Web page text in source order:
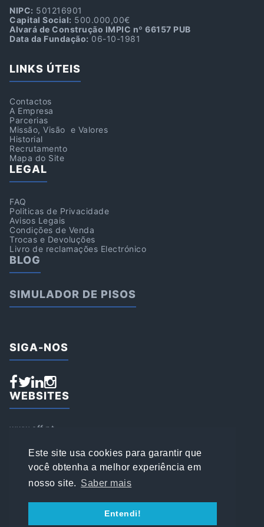
Este site usa cookies para garantir que
você obtenha a melhor experiência em
nosso site. Saber mais
Entendi!
NIPC: 501216901
Capital Social: 500.000,00€
Alvará de Construção IMPIC nº 66157 PUB
Data da Fundação: 06-10-1981
LINKS ÚTEIS
Contactos
A Empresa
Parcerias
Missão, Visão e Valores
Historial
Recrutamento
Mapa do Site
LEGAL
FAQ
Politicas de Privacidade
Avisos Legais
Condições de Venda
Trocas e Devoluções
Livro de reclamações Electrónico
BLOG
SIMULADOR DE PISOS
SIGA-NOS
WEBSITES
www.aff.pt
www.loja.affsports.pt
PESQUISAR